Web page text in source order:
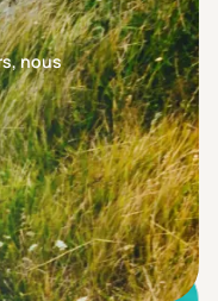
nous
en premier